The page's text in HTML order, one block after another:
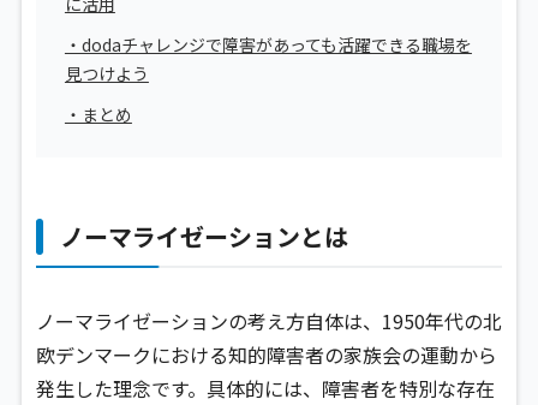
・dodaチャレンジで障害があっても活躍できる職場を
見つけよう
・まとめ
ノーマライゼーションとは
ノーマライゼーションの考え方自体は、1950年代の北
欧デンマークにおける知的障害者の家族会の運動から
発生した理念です。具体的には、障害者を特別な存在